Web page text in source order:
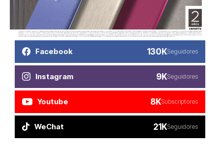
Facebook 130KSeguidores
Instagram 9KSeguidores
Youtube 8KSubscriptores
WeChat 21KSeguidores